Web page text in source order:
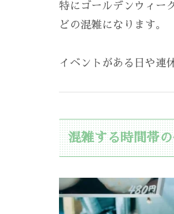
特にゴールデンウィー
どの混雑になります。
イベントがある日や連
混雑する時間帯